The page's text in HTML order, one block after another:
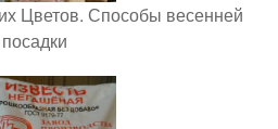
Цветов. Способы весенней
посадки